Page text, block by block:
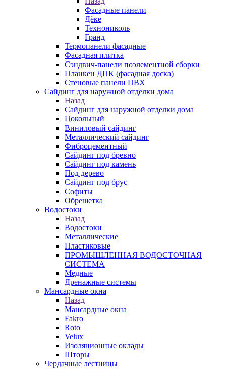
Фасадные панели
Дёке
Технониколь
Гранд
Термопанели фасадные
Фасадная плитка
Сэндвич-панели поэлементной сборки
Планкен ДПК (фасадная доска)
Стеновые панели ПВХ
Сайдинг для наружной отделки дома
Назад
Сайдинг для наружной отделки дома
Цокольный
Виниловый сайдинг
Металлический сайдинг
Фиброцементный
Сайдинг под бревно
Сайдинг под камень
Под дерево
Сайдинг под брус
Софиты
Обрешетка
Водостоки
Назад
Водостоки
Металлические
Пластиковые
ПРОМЫШЛЕННАЯ ВОДОСТОЧНАЯ
СИСТЕМА
Медные
Дренажные системы
Мансардные окна
Назад
Мансардные окна
Fakro
Roto
Velux
Изоляционные оклады
Шторы
Чердачные лестницы